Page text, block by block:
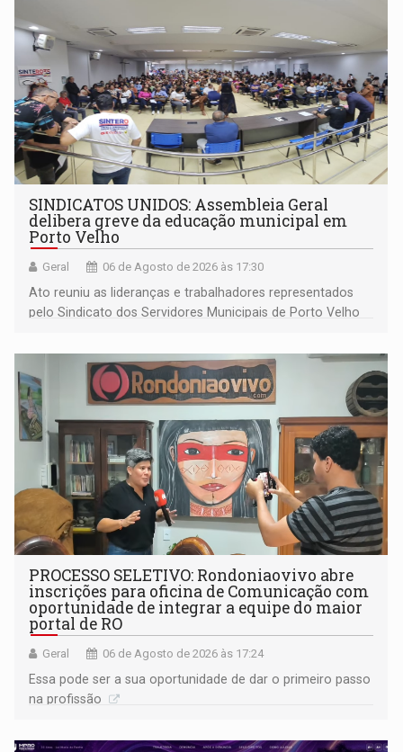
SINDICATOS UNIDOS: Assembleia Geral
delibera greve da educação municipal em
Porto Velho
Geral 06 de Agosto de 2026 às 17:30
Ato reuniu as lideranças e trabalhadores representados
pelo Sindicato dos Servidores Municipais de Porto Velho
PROCESSO SELETIVO: Rondoniaovivo abre
inscrições para oficina de Comunicação com
oportunidade de integrar a equipe do maior
portal de RO
Geral 06 de Agosto de 2026 às 17:24
Essa pode ser a sua oportunidade de dar o primeiro passo
na profissão